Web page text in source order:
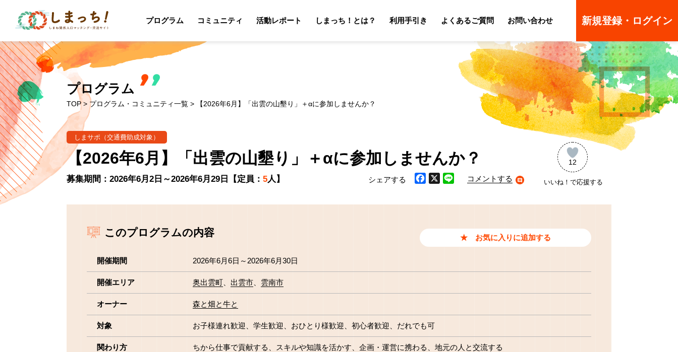
プログラム コミュニティ 活動レポート しまっち！とは？
利用手引き
よくあるご質問
お問い合わせ 新規登録・ログイン
プログラム
TOP> プログラム・コミュニティ一覧 > 【2026年6月】「出雲の山墾り」＋αに参加しませんか？
しまサポ（交通費助成対象）
【2026年6月】「出雲の山墾り」＋αに参加しませんか？
募集期間：2026年6月2日～2026年6月29日 【定員： 5人】
シェアする
コメントする
12
いいね！で応援する
このプログラムの内容
開催期間 2026年6月6日～2026年6月30日
開催エリア 奥出雲町 出雲市 雲南市
オーナー 森と畑と牛と
対象 お子様連れ歓迎 学生歓迎 おひとり様歓迎 初心者歓迎 だれでも可
関わり方 ちから仕事で貢献する スキルや知識を活かす 企画・運営に携わる 地元の人と交流する